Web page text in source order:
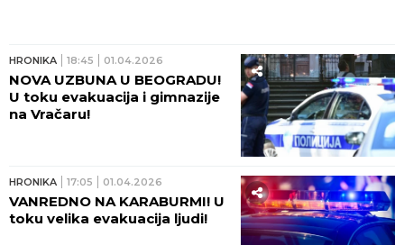
HRONIKA 18:45 01.04.2026
NOVA UZBUNA U BEOGRADU!
U toku evakuacija i gimnazije
na Vračaru!
HRONIKA 17:05 01.04.2026
VANREDNO NA KARABURMI! U
toku velika evakuacija ljudi!